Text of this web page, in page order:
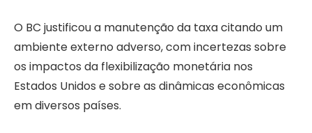
O BC justificou a manutenção da taxa citando um
ambiente externo adverso, com incertezas sobre
os impactos da flexibilização monetária nos
Estados Unidos e sobre as dinâmicas econômicas
em diversos países.